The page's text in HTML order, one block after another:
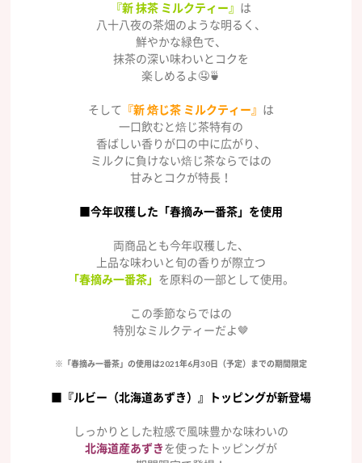
『新 抹茶 ミルクティー』 は
八十八夜の茶畑のような明るく、
鮮やかな緑色で、
抹茶の深い味わいとコクを
楽しめるよ🤤🍵
そして 『新 焙じ茶 ミルクティー』 は
一口飲むと焙じ茶特有の
香ばしい香りが口の中に広がり、
ミルクに負けない焙じ茶ならではの
甘みとコクが特長！
■今年収穫した「春摘み一番茶」を使用
両商品とも今年収穫した、
上品な味わいと旬の香りが際立つ
「春摘み一番茶」 を原料の一部として使用。
この季節ならではの
特別なミルクティーだよ🤎
※「春摘み一番茶」の使用は2021年6月30日（予定）までの期間限定
■『ルビー（北海道あずき）』トッピングが新登場
しっかりとした粒感で風味豊かな味わいの
北海道産あずきを使ったトッピングが